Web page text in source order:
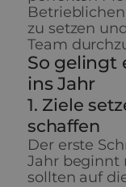
zu setzen
Team
So gelingt
ins Jahr
1. Ziele
schaffen
Der erste
Jahr beginnt
sollten auf